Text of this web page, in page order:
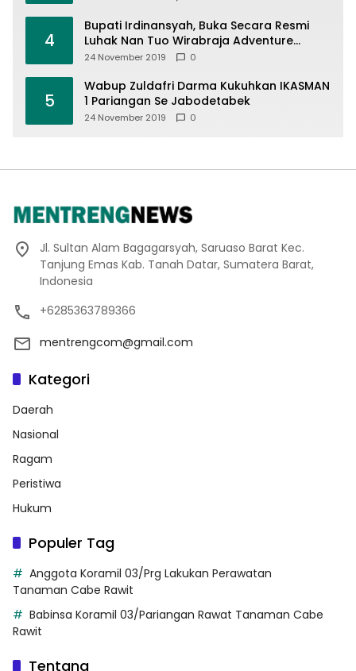
4
Bupati Irdinansyah, Buka Secara Resmi
Luhak Nan Tuo Wirabraja Adventure
Offroad 2019
24 November 2019 0
5
Wabup Zuldafri Darma Kukuhkan IKASMAN
1 Pariangan Se Jabodetabek
24 November 2019 0
Jl. Sultan Alam Bagagarsyah, Saruaso Barat Kec.
Tanjung Emas Kab. Tanah Datar, Sumatera Barat,
Indonesia
+6285363789366
mentrengcom@gmail.com
Kategori
Daerah
Nasional
Ragam
Peristiwa
Hukum
Populer Tag
Anggota Koramil 03/Prg Lakukan Perawatan
Tanaman Cabe Rawit
Babinsa Koramil 03/Pariangan Rawat Tanaman Cabe
Rawit
Tentang